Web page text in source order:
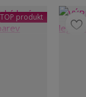
TOP produkt